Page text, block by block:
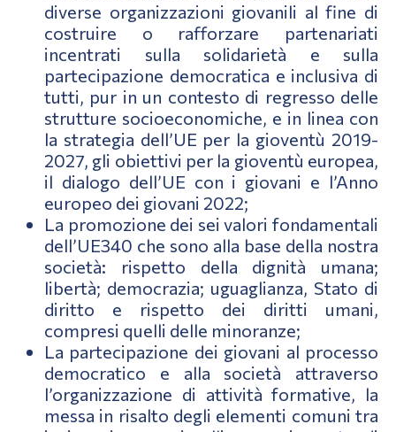
diverse organizzazioni giovanili al fine di
costruire o rafforzare partenariati
incentrati sulla solidarietà e sulla
partecipazione democratica e inclusiva di
tutti, pur in un contesto di regresso delle
strutture socioeconomiche, e in linea con
la strategia dell’UE per la gioventù 2019-
2027, gli obiettivi per la gioventù europea,
il dialogo dell’UE con i giovani e l’Anno
europeo dei giovani 2022;
La promozione dei sei valori fondamentali
dell’UE340 che sono alla base della nostra
società: rispetto della dignità umana;
libertà; democrazia; uguaglianza, Stato di
diritto e rispetto dei diritti umani,
compresi quelli delle minoranze;
La partecipazione dei giovani al processo
democratico e alla società attraverso
l’organizzazione di attività formative, la
messa in risalto degli elementi comuni tra